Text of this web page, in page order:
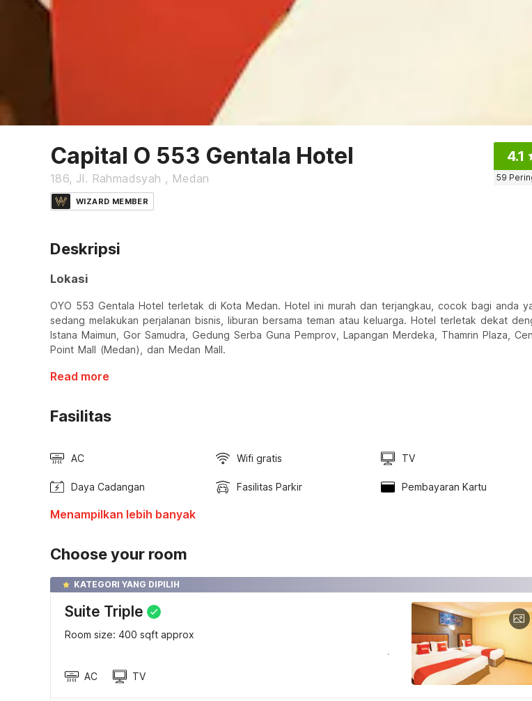
Capital O 553 Gentala Hotel
186, Jl. Rahmadsyah , Medan
4.1
59
WIZARD MEMBER
Deskripsi
Lokasi
OYO 553 Gentala Hotel terletak di Kota Medan. Hotel ini murah dan terjangkau, cocok bagi anda
sedang melakukan perjalanan bisnis, liburan bersama teman atau keluarga. Hotel terletak dekat
Istana Maimun, Gor Samudra, Gedung Serba Guna Pemprov, Lapangan Merdeka, Thamrin Plaza,
Point Mall (Medan), dan Medan Mall.
Read more
Fasilitas
AC Wifi gratis TV
Daya Cadangan Fasilitas Parkir Pembayaran Kartu
Menampilkan lebih banyak
Choose your room
KATEGORI YANG DIPILIH
Suite Triple
Room size: 400 sqft approx
AC TV